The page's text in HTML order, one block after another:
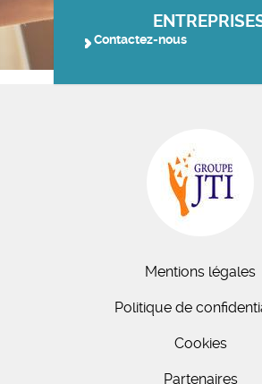
Contactez-nous
Mentions légales
Politique de
Cookies
Partenaires